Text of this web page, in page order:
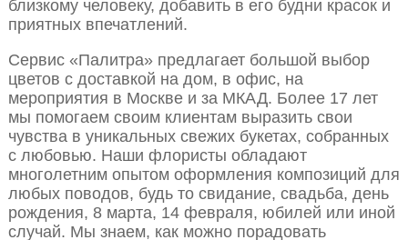
близкому человеку, добавить в его будни красок и
приятных впечатлений.
Сервис «Палитра» предлагает большой выбор
цветов с доставкой на дом, в офис, на
мероприятия в Москве и за МКАД. Более 17 лет
мы помогаем своим клиентам выразить свои
чувства в уникальных свежих букетах, собранных
с любовью. Наши флористы обладают
многолетним опытом оформления композиций для
любых поводов, будь то свидание, свадьба, день
рождения, 8 марта, 14 февраля, юбилей или иной
случай. Мы знаем, как можно порадовать